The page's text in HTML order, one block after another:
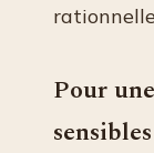
Pour
sensibles